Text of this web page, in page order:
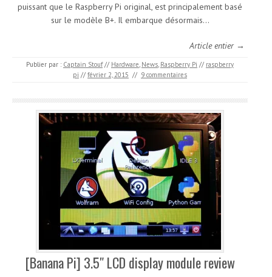
puissant que le Raspberry Pi original, est principalement basé
sur le modèle B+. Il embarque désormais…
Article entier →
Publier par : Captain Stouf // Hardware, News, Raspberry Pi // raspberry
pi // février 2, 2015 // 9 commentaires
[Banana Pi] 3.5″ LCD display module review